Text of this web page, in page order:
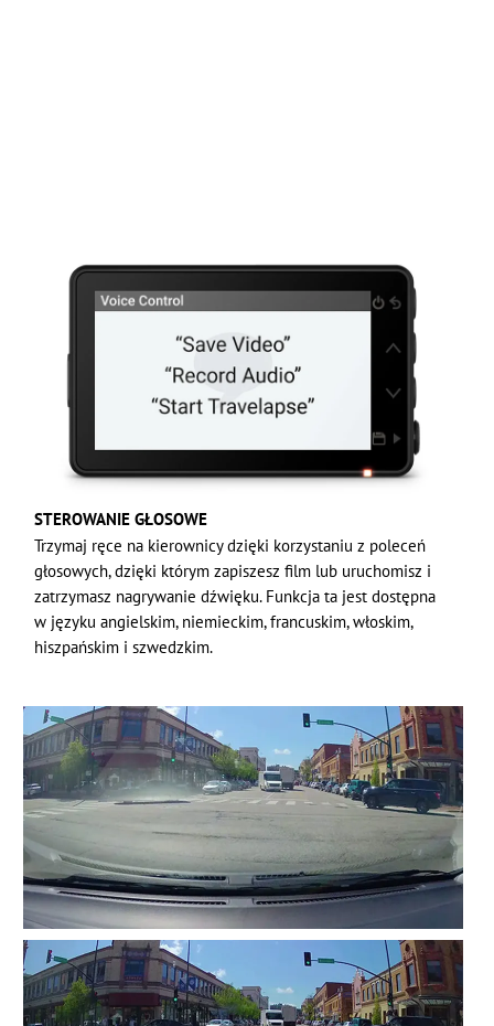
STEROWANIE GŁOSOWE
Trzymaj ręce na kierownicy dzięki korzystaniu z poleceń
głosowych, dzięki którym zapiszesz film lub uruchomisz i
zatrzymasz nagrywanie dźwięku. Funkcja ta jest dostępna
w języku angielskim, niemieckim, francuskim, włoskim,
hiszpańskim i szwedzkim.